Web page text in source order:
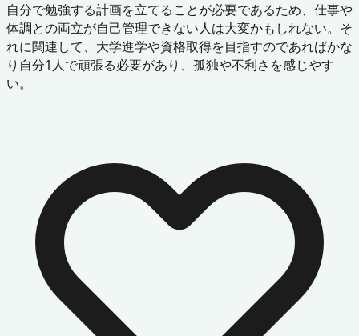
自分で勉強する計画を立てることが必要であるため、仕事や
体調との両立が自己管理できない人は大変かもしれない。そ
れに関連して、大学進学や資格取得を目指すのであればかな
り自分1人で頑張る必要があり、孤独や不利さを感じやす
い。